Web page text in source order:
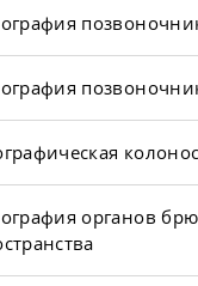
органов